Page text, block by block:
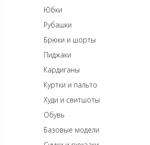
Юбки
Рубашки
Брюки и шорты
Пиджаки
Кардиганы
Куртки и пальто
Худи и свитшоты
Обувь
Базовые модели